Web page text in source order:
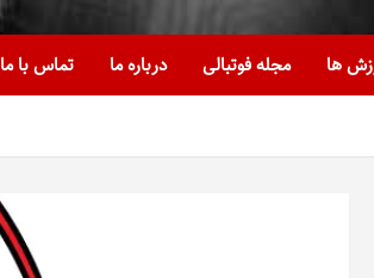
ها مجله فوتبالی درباره ما تماس با ما